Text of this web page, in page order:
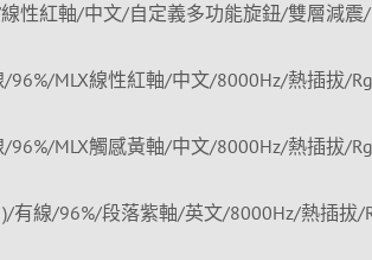
性紅軸/中文/自定義多功能旋鈕/雙層減震/
96%/MLX線性紅軸/中文/8000Hz/熱插拔/
96%/MLX觸感黃軸/中文/8000Hz/熱插拔/
)/有線/96%/段落紫軸/英文/8000Hz/熱插拔/